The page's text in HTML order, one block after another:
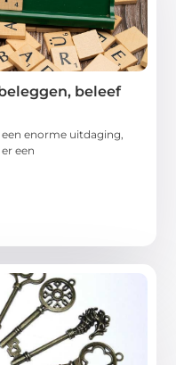
beleef
enorme uitdaging,
een